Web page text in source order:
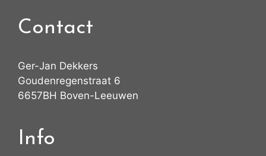
Contact
Ger-Jan Dekkers
Goudenregenstraat 6
6657BH Boven-Leeuwen
Info